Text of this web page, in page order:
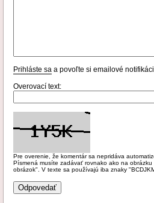
Prihláste sa a povoľte si emailové
Overovací text:
Pre overenie, že komentár sa nepridáva
Písmená musíte zadávať rovnako ako na
obrázok". V texte sa používajú iba znaky